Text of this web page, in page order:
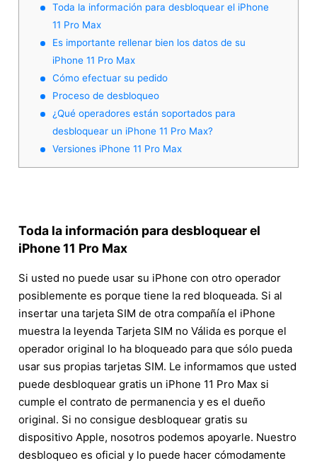
Toda la información para desbloquear el iPhone
11 Pro Max
Es importante rellenar bien los datos de su
iPhone 11 Pro Max
Cómo efectuar su pedido
Proceso de desbloqueo
¿Qué operadores están soportados para
desbloquear un iPhone 11 Pro Max?
Versiones iPhone 11 Pro Max
Toda la información para desbloquear el
iPhone 11 Pro Max
Si usted no puede usar su iPhone con otro operador
posiblemente es porque tiene la red bloqueada. Si al
insertar una tarjeta SIM de otra compañía el iPhone
muestra la leyenda Tarjeta SIM no Válida es porque el
operador original lo ha bloqueado para que sólo pueda
usar sus propias tarjetas SIM. Le informamos que usted
puede desbloquear gratis un iPhone 11 Pro Max si
cumple el contrato de permanencia y es el dueño
original. Si no consigue desbloquear gratis su
dispositivo Apple, nosotros podemos apoyarle. Nuestro
desbloqueo es oficial y lo puede hacer cómodamente